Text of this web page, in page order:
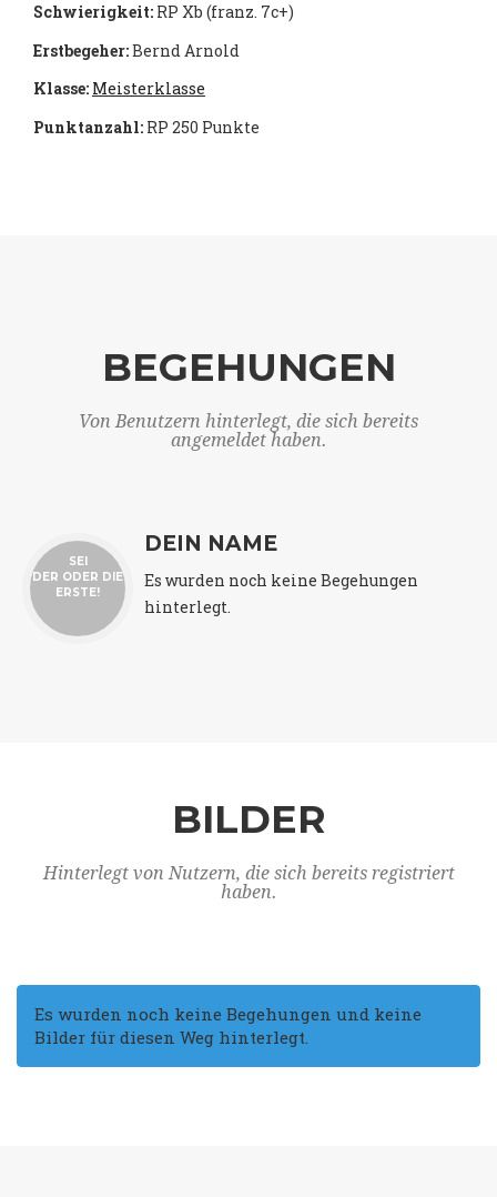
Schwierigkeit: RP Xb (franz. 7c+)
Erstbegeher:Bernd Arnold
Klasse: Meisterklasse
Punktanzahl: RP 250 Punkte
BEGEHUNGEN
Von Benutzern hinterlegt, die sich bereits
angemeldet haben.
SEI
DER ODER DIE
ERSTE!
DEIN NAME
Es wurden noch keine Begehungen
hinterlegt.
BILDER
Hinterlegt von Nutzern, die sich bereits registriert
haben.
Es wurden noch keine Begehungen und keine
Bilder für diesen Weg hinterlegt.